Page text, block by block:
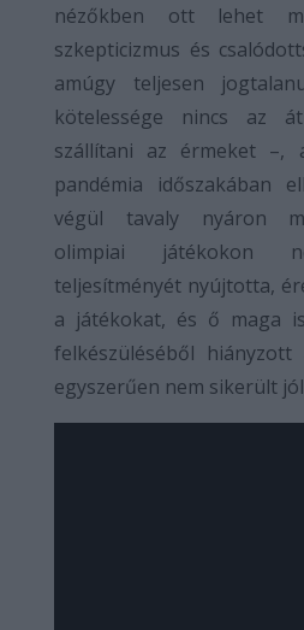
nézőkben ott lehet
szkepticizmus és
amúgy teljesen
kötelessége nincs az
szállítani az érmeket –,
pandémia időszakában
végül tavaly nyáron
olimpiai játékokon
teljesítményét nyújtotta,
a játékokat, és ő maga is
felkészüléséből
egyszerűen nem sikerült